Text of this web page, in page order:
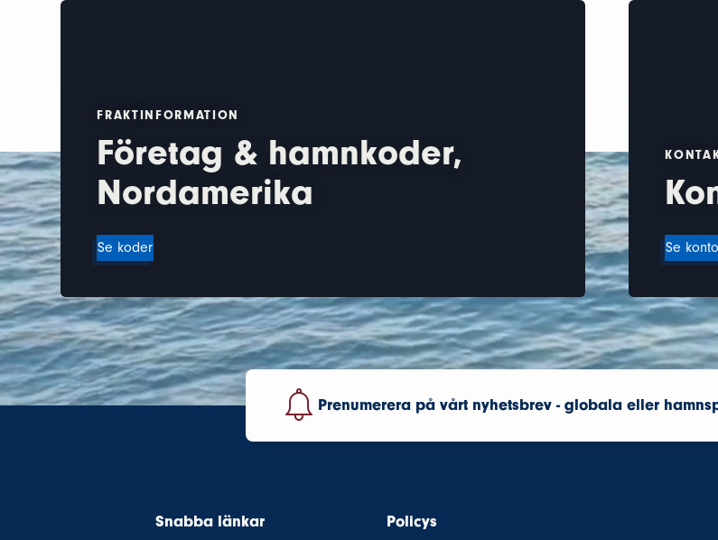
FRAKTINFORMATION
Företag & hamnkoder,
Nordamerika
Se koder Se
Prenumerera på vårt nyhetsbrev - globala eller
Snabba länkar Policys